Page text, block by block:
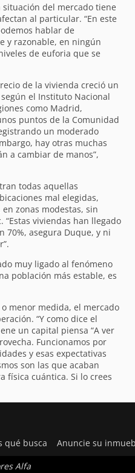
del mercado tiene
al particular. “En este
hablar de
y razonable, en ningún
de euforia que se
de la vivienda creció un
el Instituto Nacional
como Madrid,
puntos de la Comunidad
un moderado
hay otras muchas
a cambiar de manos”,
todas aquellas
mal elegidas,
zonas modestas, sin
viviendas han llegado
70%, asegura Duque, y ni
muy ligado al fenómeno
población más estable, es
menor medida, el mercado
“Y como dice el
un capital piensa “A ver
Funcionamos por
y esas expectativas
son las que acaban
física cuántica. Si lo crees
qué busca Anuncie su
Alfa